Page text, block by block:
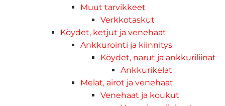
Muut tarvikkeet
Verkkotaskut
Köydet, ketjut ja venehaat
Ankkurointi ja kiinnitys
Köydet, narut ja ankkuriliinat
Ankkurikelat
Melat, airot ja venehaat
Venehaat ja koukut